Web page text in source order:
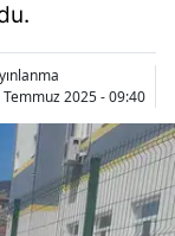
Bilecik
Bingöl
Bitlis
Bolu
Burdur
Temmuz 2025 - 09:40